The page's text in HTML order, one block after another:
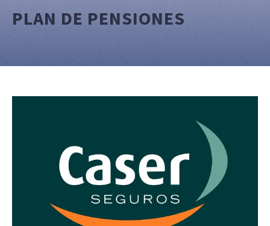
PLAN DE PENSIONES